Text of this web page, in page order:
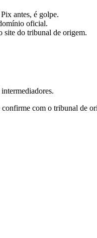
antes, é golpe.
oficial.
site do tribunal de origem.
com o tribunal de